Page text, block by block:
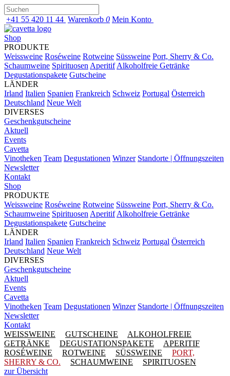
+41 55 420 11 44 Warenkorb 0 Mein Konto
Shop
PRODUKTE
Weissweine Roséweine Rotweine Süssweine Port, Sherry & Co.
Schaumweine Spirituosen Aperitif Alkoholfreie Getränke
Degustationspakete Gutscheine
LÄNDER
Irland Italien Spanien Frankreich Schweiz Portugal Österreich
Deutschland Neue Welt
DIVERSES
Geschenkgutscheine
Aktuell
Events
Cavetta
Vinotheken Team Degustationen Winzer Standorte | Öffnungszeiten
Newsletter
Kontakt
Shop
PRODUKTE
Weissweine Roséweine Rotweine Süssweine Port, Sherry & Co.
Schaumweine Spirituosen Aperitif Alkoholfreie Getränke
Degustationspakete Gutscheine
LÄNDER
Irland Italien Spanien Frankreich Schweiz Portugal Österreich
Deutschland Neue Welt
DIVERSES
Geschenkgutscheine
Aktuell
Events
Cavetta
Vinotheken Team Degustationen Winzer Standorte | Öffnungszeiten
Newsletter
Kontakt
WEISSWEINE
GUTSCHEINE
ALKOHOLFREIE
GETRÄNKE
DEGUSTATIONSPAKETE
APERITIF
ROSÉWEINE
ROTWEINE SÜSSWEINE
PORT,
SHERRY & CO.
SCHAUMWEINE
SPIRITUOSEN
zur Übersicht